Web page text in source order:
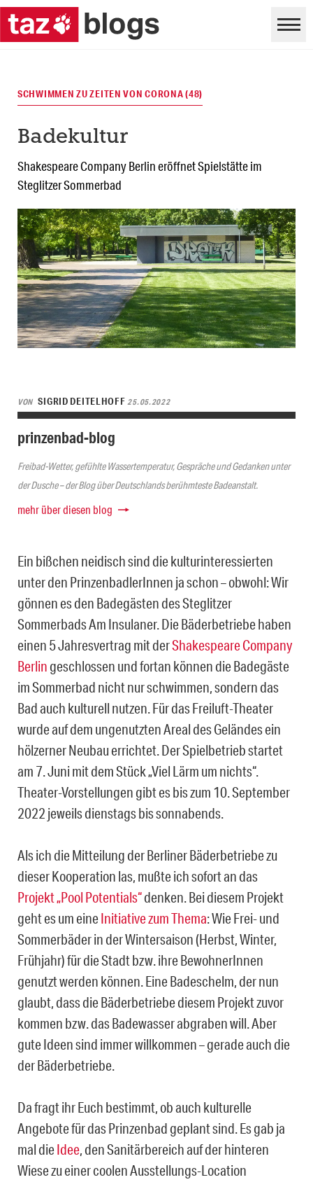
SCHWIMMEN ZU ZEITEN VON CORONA (48)
Badekultur
Shakespeare Company Berlin eröffnet Spielstätte im
Steglitzer Sommerbad
VON SIGRID DEITELHOFF25.05.2022
prinzenbad-blog
Freibad-Wetter, gefühlte Wassertemperatur, Gespräche und Gedanken unter
der Dusche – der Blog über Deutschlands berühmteste Badeanstalt.
mehr über diesen blog
Ein bißchen neidisch sind die kulturinteressierten
unter den PrinzenbadlerInnen ja schon – obwohl: Wir
gönnen es den Badegästen des Steglitzer
Sommerbads Am Insulaner. Die Bäderbetriebe haben
einen 5 Jahresvertrag mit derShakespeare Company
Berlingeschlossen und fortan können die Badegäste
im Sommerbad nicht nur schwimmen, sondern das
Bad auch kulturell nutzen. Für das Freiluft-Theater
wurde auf dem ungenutzten Areal des Geländes ein
hölzerner Neubau errichtet. Der Spielbetrieb startet
am 7. Juni mit dem Stück „Viel Lärm um nichts“.
Theater-Vorstellungen gibt es bis zum 10. September
2022 jeweils dienstags bis sonnabends.
Als ich die Mitteilung der Berliner Bäderbetriebe zu
dieser Kooperation las, mußte ich sofort an das
Projekt „Pool Potentials“denken. Bei diesem Projekt
geht es um eineInitiative zum Thema: Wie Frei- und
Sommerbäder in der Wintersaison (Herbst, Winter,
Frühjahr) für die Stadt bzw. ihre BewohnerInnen
genutzt werden können. Eine Badeschelm, der nun
glaubt, dass die Bäderbetriebe diesem Projekt zuvor
kommen bzw. das Badewasser abgraben will. Aber
gute Ideen sind immer willkommen – gerade auch die
der Bäderbetriebe.
Da fragt ihr Euch bestimmt, ob auch kulturelle
Angebote für das Prinzenbad geplant sind. Es gab ja
mal dieIdee, den Sanitärbereich auf der hinteren
Wiese zu einer coolen Ausstellungs-Location